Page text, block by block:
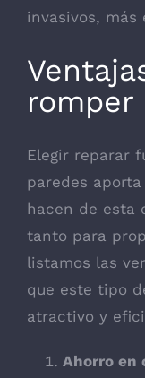
invasivos, más
romper
Elegir reparar
paredes
hacen de esta
tanto para
listamos las
que este tipo
atractivo y
Ahorro en